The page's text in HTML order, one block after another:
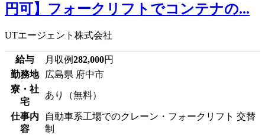
円可】フォークリフトでコンテナの...
UTエージェント株式会社
給与 月収例282,000円
勤務地
広島県 府中市
寮・社
宅
あり（無料）
仕事内
容
自動車系工場でのクレーン・フォークリフト 交替
制